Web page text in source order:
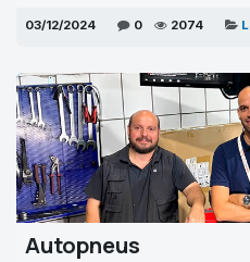
03/12/2024 0 2074
Autopneus